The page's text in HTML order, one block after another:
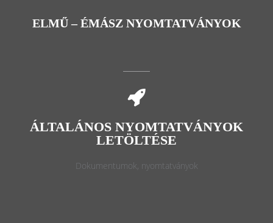
ELMŰ – ÉMÁSZ NYOMTATVÁNYOK
ÁLTALÁNOS NYOMTATVÁNYOK
LETÖLTÉSE
Dokumentumok, nyomtatványok